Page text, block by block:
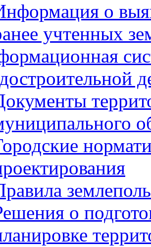
о
учтенных
о